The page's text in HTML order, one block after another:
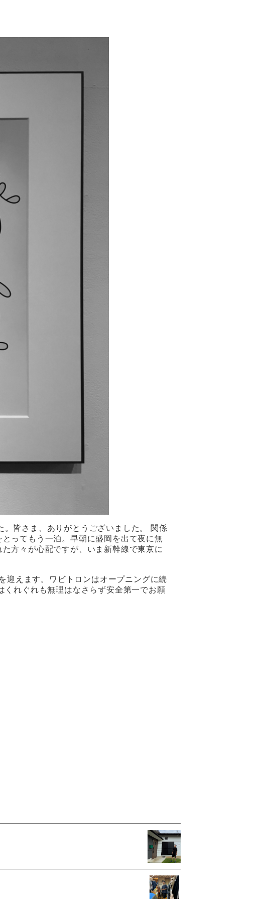
皆さま、ありがとうございました。 関係
ってもう一泊。早朝に盛岡を出て夜に無
方々が心配ですが、いま新幹線で東京に
迎えます。ワビトロンはオープニングに続
くれぐれも無理はなさらず安全第一でお願